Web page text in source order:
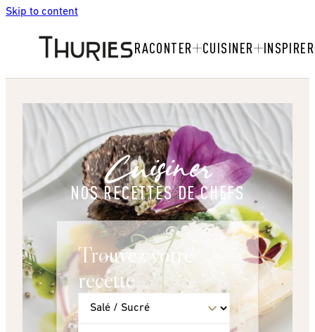
Skip to content
RACONTER CUISINER INSPIRER
Cuisiner
NOS RECETTES DE CHEFS
Trouvez votre
recette